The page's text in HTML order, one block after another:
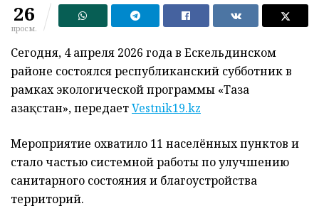
26
просм.
Сегодня, 4 апреля 2026 года в Ескельдинском
районе состоялся республиканский субботник в
рамках экологической программы «Таза
Қазақстан», передаетVestnik19.kz
Мероприятие охватило 11 населённых пунктов и
стало частью системной работы по улучшению
санитарного состояния и благоустройства
территорий.